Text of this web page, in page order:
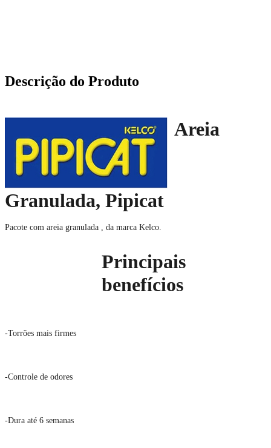
Descrição do Produto
Areia
Granulada, Pipicat
Pacote com areia granulada , da marca Kelco.
Principais
benefícios
-Torrões mais firmes
-Controle de odores
-Dura até 6 semanas